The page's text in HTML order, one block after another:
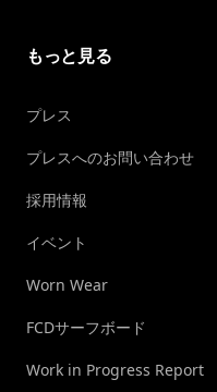
もっと見る
プレス
プレスへのお問い合わせ
採用情報
イベント
Worn Wear
FCDサーフボード
Work in Progress Report